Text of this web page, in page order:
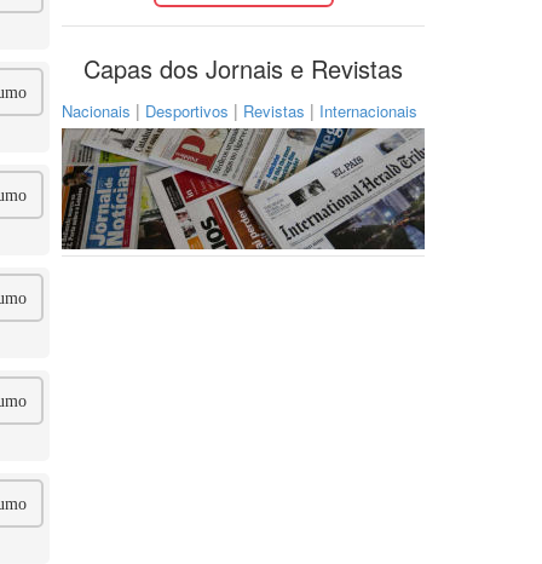
Capas dos Jornais e Revistas
Nacionais | Desportivos | Revistas | Internacionais